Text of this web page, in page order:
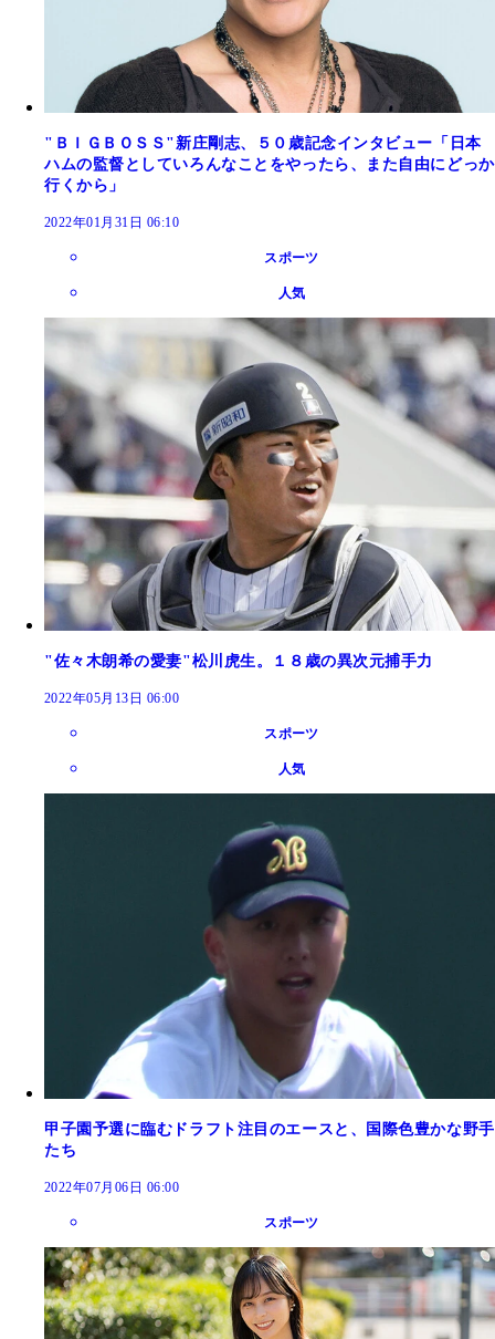
"ＢＩＧＢＯＳＳ"新庄剛志、５０歳記念インタビュー「日本
ハムの監督としていろんなことをやったら、また自由にどっか
行くから」
2022年01月31日 06:10
スポーツ
人気
"佐々木朗希の愛妻"松川虎生。１８歳の異次元捕手力
2022年05月13日 06:00
スポーツ
人気
甲子園予選に臨むドラフト注目のエースと、国際色豊かな野手
たち
2022年07月06日 06:00
スポーツ